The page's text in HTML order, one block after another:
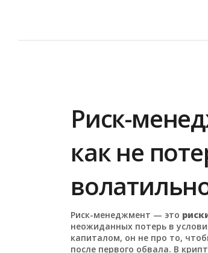
Риск-
как не
Риск-менеджмент — это
неожиданных потерь в
капиталом, он не про то,
после первого обвала. В